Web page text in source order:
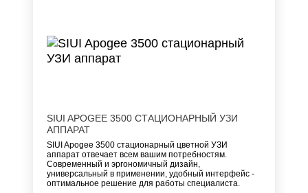
SIUI APOGEE 3500 СТАЦИОНАРНЫЙ УЗИ
АППАРАТ
SIUI Apogee 3500 стационарный цветной УЗИ
аппарат отвечает всем вашим потребностям.
Современный и эргономичный дизайн,
универсальный в применении, удобный интерфейс -
оптимальное решение для работы специалиста.